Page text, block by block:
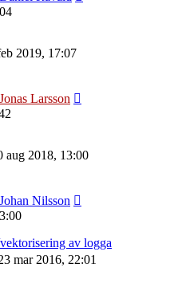
2019, 17:07
Jonas Larsson
aug 2018, 13:00
Johan Nilsson
av logga
mar 2016, 22:01